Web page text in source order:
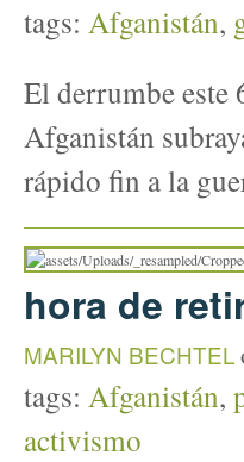
tags: Afganistán,
El derrumbe este
Afganistán
rápido fin a la
hora de
MARILYN BECHTEL
tags: Afganistán,
activismo